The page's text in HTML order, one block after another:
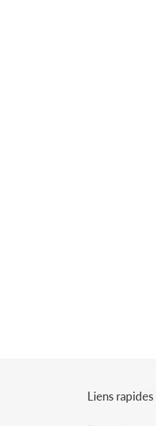
Liens rapides